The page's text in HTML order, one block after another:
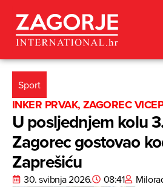
Sport
INKER PRVAK, ZAGOREC
U posljednjem kolu
Zagorec gostovao
Zaprešiću
30. svibnja 2026. 08:41